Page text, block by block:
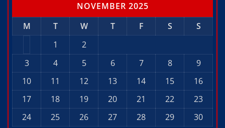
NOVEMBER 2025
M
T W T F S
S
1
2
3
4 5 6 7 8
9
10
11 12 13 14 15
16
17
18 19 20 21 22
23
24
25 26 27 28 29
30